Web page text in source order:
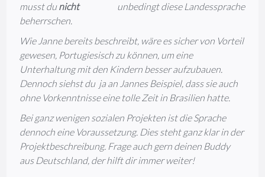
musst dunicht
unbedingt diese Landessprache
beherrschen.
Wie Janne bereits beschreibt, wäre es sicher von Vorteil
gewesen, Portugiesisch zu können, um eine
Unterhaltung mit den Kindern besser aufzubauen.
Dennoch siehst du ja an Jannes Beispiel, dass sie auch
ohne Vorkenntnisse eine tolle Zeit in Brasilien hatte.
Bei ganz wenigen sozialen Projekten ist die Sprache
dennoch eine Voraussetzung. Dies steht ganz klar in der
Projektbeschreibung. Frage auch gern deinen Buddy
aus Deutschland, der hilft dir immer weiter!